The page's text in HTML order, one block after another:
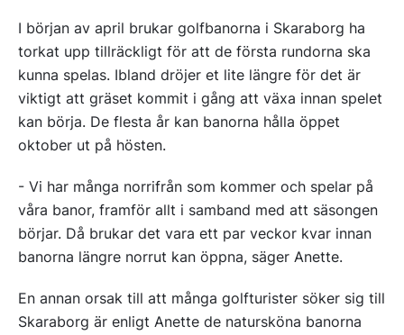
I början av april brukar golfbanorna i Skaraborg ha
torkat upp tillräckligt för att de första rundorna ska
kunna spelas. Ibland dröjer et lite längre för det är
viktigt att gräset kommit i gång att växa innan spelet
kan börja. De flesta år kan banorna hålla öppet
oktober ut på hösten.
- Vi har många norrifrån som kommer och spelar på
våra banor, framför allt i samband med att säsongen
börjar. Då brukar det vara ett par veckor kvar innan
banorna längre norrut kan öppna, säger Anette.
En annan orsak till att många golfturister söker sig till
Skaraborg är enligt Anette de natursköna banorna